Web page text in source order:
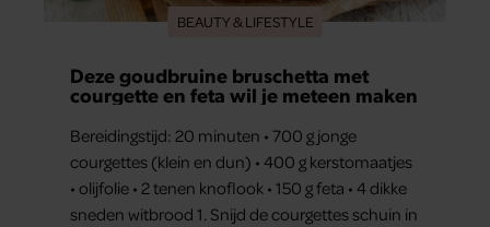
BEAUTY & LIFESTYLE
Deze goudbruine bruschetta met
courgette en feta wil je meteen maken
Bereidingstijd: 20 minuten • 700 g jonge
courgettes (klein en dun) • 400 g kerstomaatjes
• olijfolie • 2 tenen knoflook • 150 g feta • 4 dikke
sneden witbrood 1. Snijd de courgettes schuin in